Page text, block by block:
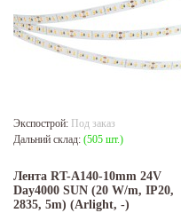
Экспострой: Под заказ
Дальний склад: (505 шт.)
Лента RT-A140-10mm 24V
Day4000 SUN (20 W/m, IP20,
2835, 5m) (Arlight, -)